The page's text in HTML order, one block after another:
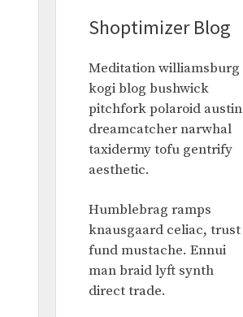
Shoptimizer Blog
Meditation williamsburg
kogi blog bushwick
pitchfork polaroid austin
dreamcatcher narwhal
taxidermy tofu gentrify
aesthetic.
Humblebrag ramps
knausgaard celiac, trust
fund mustache. Ennui
man braid lyft synth
direct trade.